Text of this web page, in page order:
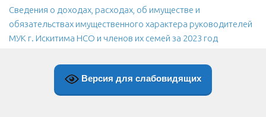
Документы
Противодействие коррупции
Отчеты о деятельности
Сведения о доходах, расходах, об имуществе и
обязательствах имущественного характера руководителей
МУК г. Искитима НСО и членов их семей за 2023 год
Версия для слабовидящих